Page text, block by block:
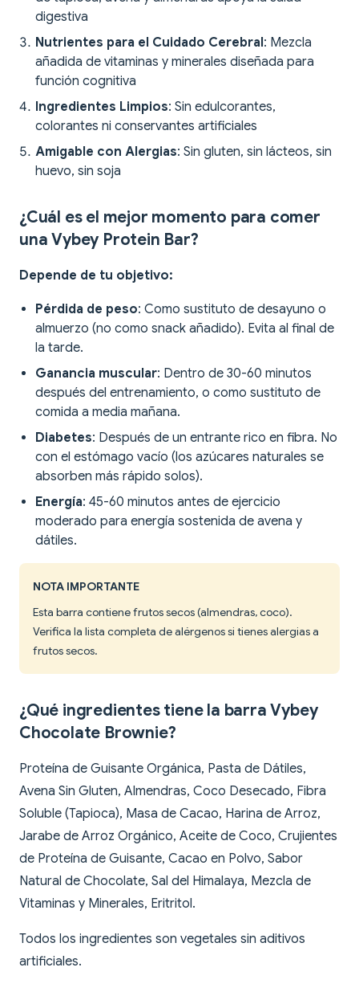
digestiva
Nutrientes para el Cuidado Cerebral: Mezcla
añadida de vitaminas y minerales diseñada para
función cognitiva
Ingredientes Limpios: Sin edulcorantes,
colorantes ni conservantes artificiales
Amigable con Alergias: Sin gluten, sin lácteos, sin
huevo, sin soja
¿Cuál es el mejor momento para comer
una Vybey Protein Bar?
Depende de tu objetivo:
Pérdida de peso: Como sustituto de desayuno o
almuerzo (no como snack añadido). Evita al final de
la tarde.
Ganancia muscular: Dentro de 30-60 minutos
después del entrenamiento, o como sustituto de
comida a media mañana.
Diabetes: Después de un entrante rico en fibra. No
con el estómago vacío (los azúcares naturales se
absorben más rápido solos).
Energía: 45-60 minutos antes de ejercicio
moderado para energía sostenida de avena y
dátiles.
NOTA IMPORTANTE
Esta barra contiene frutos secos (almendras, coco).
Verifica la lista completa de alérgenos si tienes alergias a
frutos secos.
¿Qué ingredientes tiene la barra Vybey
Chocolate Brownie?
Proteína de Guisante Orgánica, Pasta de Dátiles,
Avena Sin Gluten, Almendras, Coco Desecado, Fibra
Soluble (Tapioca), Masa de Cacao, Harina de Arroz,
Jarabe de Arroz Orgánico, Aceite de Coco, Crujientes
de Proteína de Guisante, Cacao en Polvo, Sabor
Natural de Chocolate, Sal del Himalaya, Mezcla de
Vitaminas y Minerales, Eritritol.
Todos los ingredientes son vegetales sin aditivos
artificiales.